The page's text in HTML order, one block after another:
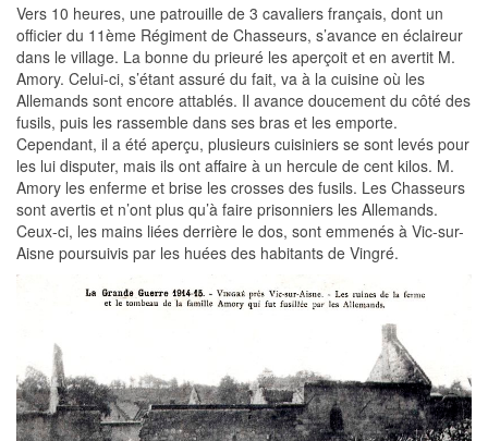
Vers 10 heures, une patrouille de 3 cavaliers français, dont un
officier du 11ème Régiment de Chasseurs, s’avance en éclaireur
dans le village. La bonne du prieuré les aperçoit et en avertit M.
Amory. Celui-ci, s’étant assuré du fait, va à la cuisine où les
Allemands sont encore attablés. Il avance doucement du côté des
fusils, puis les rassemble dans ses bras et les emporte.
Cependant, il a été aperçu, plusieurs cuisiniers se sont levés pour
les lui disputer, mais ils ont affaire à un hercule de cent kilos. M.
Amory les enferme et brise les crosses des fusils. Les Chasseurs
sont avertis et n’ont plus qu’à faire prisonniers les Allemands.
Ceux-ci, les mains liées derrière le dos, sont emmenés à Vic-sur-
Aisne poursuivis par les huées des habitants de Vingré.